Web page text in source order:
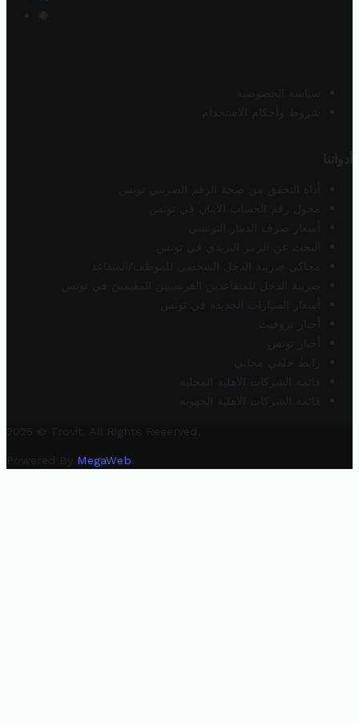
سياسة الخصوصية
شروط وأحكام الاستخدام
أدواتنا
أداة التحقق من صحة الرقم الضريبي تونس
محول رقم الحساب الآيبان في تونس
أسعار صرف الدينار التونسي
البحث عن الرمز البريدي في تونس
محاكي ضريبة الدخل الشخصي للموظف/المتقاعد
ضريبة الدخل للمتقاعدين الفرنسيين المقيمين في تونس
أسعار السيارات الجديدة في تونس
أخبار تروفيت
أخبار تونس
رابط خلفي مجاني
قائمة الشركات الأهلية المحلية
قائمة الشركات الأهلية الجهوية
2025 © Trovit. All Rights Reserved.
Powered By MegaWeb